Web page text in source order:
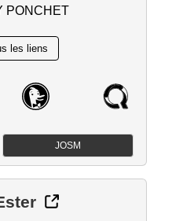
PONCHET
JOSM